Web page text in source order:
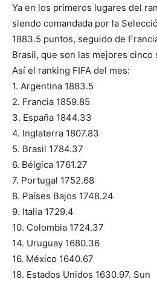
Ya en los primeros lugares del
siendo comandada por la
1883.5 puntos, seguido de
Brasil, que son las mejores
Así el ranking FIFA del mes:
1. Argentina 1883.5
2. Francia 1859.85
3. España 1844.33
4. Inglaterra 1807.83
5. Brasil 1784.37
6. Bélgica 1761.27
7. Portugal 1752.68
8. Países Bajos 1748.24
9. Italia 1729.4
10. Colombia 1724.37
14. Uruguay 1680.36
16. México 1640.67
18. Estados Unidos 1630.97. Sun